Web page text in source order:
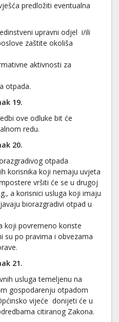
predložiti eventualna
upravni odjel i/ili
zaštite okoliša
aktivnosti za
otpada.
19.
ove odluke bit će
redu.
20.
otpada
korisnika koji nemaju uvjeta
vršiti će se u drugoj
a korisnici usluga koji imaju
biorazgradivi otpad u
koji povremeno koriste
su po pravima i obvezama
21.
usluga temeljenu na
gospodarenju otpadom
vijeće donijeti će u
citiranog Zakona.